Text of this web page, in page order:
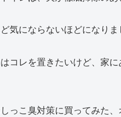
気にならないほどになりま
コレを置きたいけど、家に
っこ臭対策に買ってみた